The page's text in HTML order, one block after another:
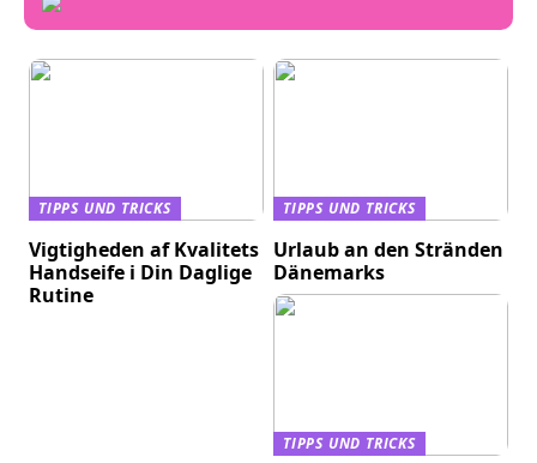
TIPPS UND TRICKS
Vigtigheden af Kvalitets
Handseife i Din Daglige
Rutine
TIPPS UND TRICKS
Urlaub an den Stränden
Dänemarks
TIPPS UND TRICKS